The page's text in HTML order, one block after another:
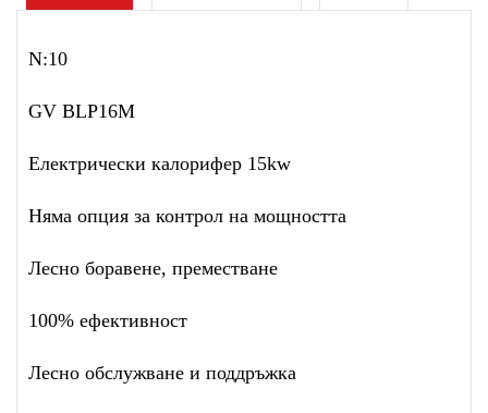
N:10
GV BLP16M
Eлектрически калорифер 15kw
Няма опция за контрол на мощността
Лесно боравене, преместване
100% ефективност
Лесно обслужване и поддръжка